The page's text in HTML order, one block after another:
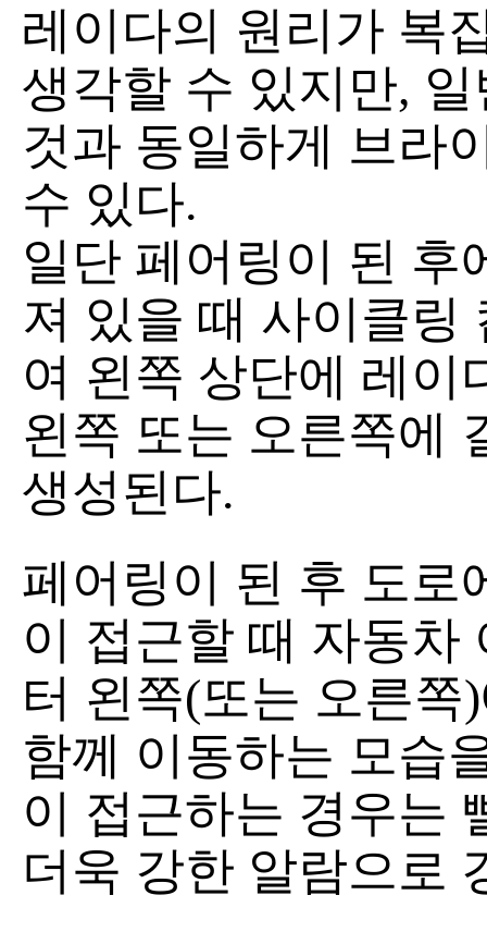
레이다의 원리가 복
생각할 수 있지만,
것과 동일하게 브라
수 있다.
일단 페어링이 된 후
져 있을 때 사이클링
여 왼쪽 상단에 레이
왼쪽 또는 오른쪽에
생성된다.
페어링이 된 후 도로
이 접근할 때 자동차
터 왼쪽(또는 오른
함께 이동하는 모습
이 접근하는 경우는
더욱 강한 알람으로